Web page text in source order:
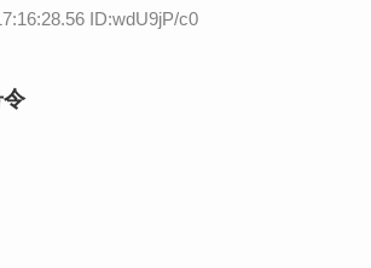
ID:wdU9jP/c0